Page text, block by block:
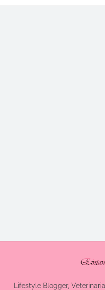
Lifestyle Blogger,